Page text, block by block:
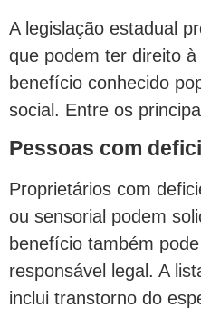
A legislação estadual
que podem ter direito
benefício conhecido
social. Entre os
Pessoas com
Proprietários com
ou sensorial podem
benefício também
responsável legal. A
inclui transtorno do